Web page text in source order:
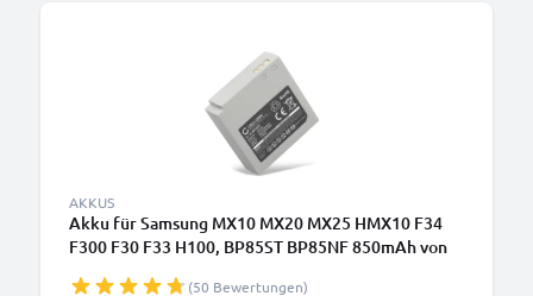
AKKUS
Akku für Samsung MX10 MX20 MX25 HMX10 F34
F300 F30 F33 H100, BP85ST BP85NF 850mAh von
(50 Bewertungen)